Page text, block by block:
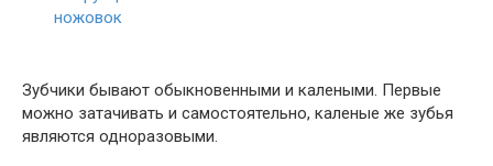
Зубчики бывают обыкновенными и калеными. Первые
можно затачивать и самостоятельно, каленые же зубья
являются одноразовыми.